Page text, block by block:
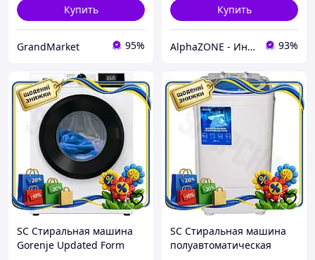
Купить
GrandMarket 95%
Купить
AlphaZONE - Интернет гипермаркет 93%
SC Стиральная машина
Gorenje Updated Form
SC Стиральная машина
полуавтоматическая